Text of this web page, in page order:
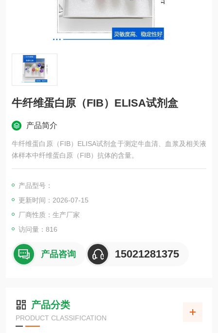
牛纤维蛋白原（FIB）ELISA试剂盒
产品简介
牛纤维蛋白原（FIB）ELISA试剂盒于测定牛血清、血浆及相关液
体样本中纤维蛋白原（FIB）抗体的含量。
产品型号：
更新时间：2026-07-15
厂商性质：生产厂家
访问量：816
产品咨询 15021281375
产品分类
PRODUCT CLASSIFICATION